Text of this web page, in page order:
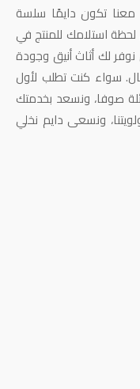
معنا تكون دايمًا سلسة
استلامك للمنتج في
لك أثاث أنيق وجودة
سواء كنت تطلب لأول
صوفا، ونسعد بخدمتك
ونسعى دايم نخلي